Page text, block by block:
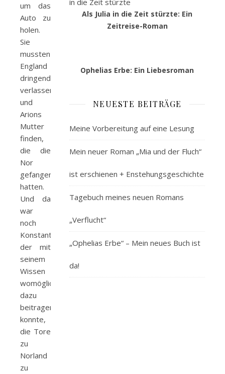
um das
Auto zu
holen.
Sie
mussten
England
dringend
verlassen
und
Arions
Mutter
finden,
die die
Nor
gefangengenommen
hatten.
Und da
war
noch
Konstantin,
der mit
seinem
Wissen
womöglich
dazu
beitragen
konnte,
die Tore
zu
Norland
zu
Als Julia in die Zeit stürzte: Ein
Zeitreise-Roman
Ophelias Erbe: Ein Liebesroman
NEUESTE BEITRÄGE
Meine Vorbereitung auf eine Lesung
Mein neuer Roman „Mia und der Fluch“
ist erschienen + Enstehungsgeschichte
Tagebuch meines neuen Romans
„Verflucht“
„Ophelias Erbe“ – Mein neues Buch ist
da!